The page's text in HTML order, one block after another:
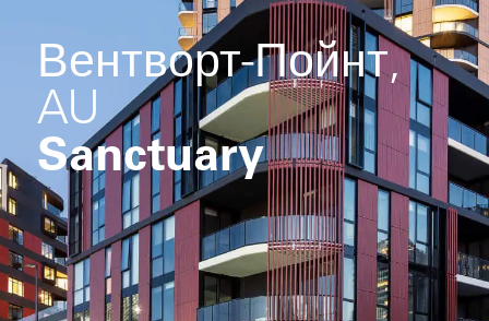
Вентворт-Пойнт,
AU
Sanctuary